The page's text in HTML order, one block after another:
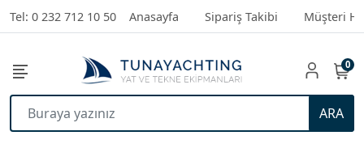
Tel: 0 232 712 10 50 Anasayfa Sipariş Takibi Müşteri
ARA
0